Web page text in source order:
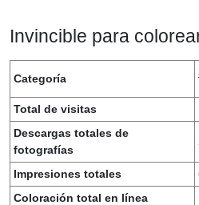
Invincible para
Categoría
Total de visitas
Descargas totales de
fotografías
Impresiones totales
Coloración total en línea